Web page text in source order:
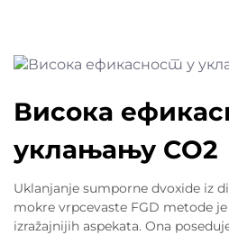
Висока
уклањању СО2
Uklanjanje sumporne dvoxide iz
mokre vrpcevaste FGD metode
izražajnijih aspekata. Ona